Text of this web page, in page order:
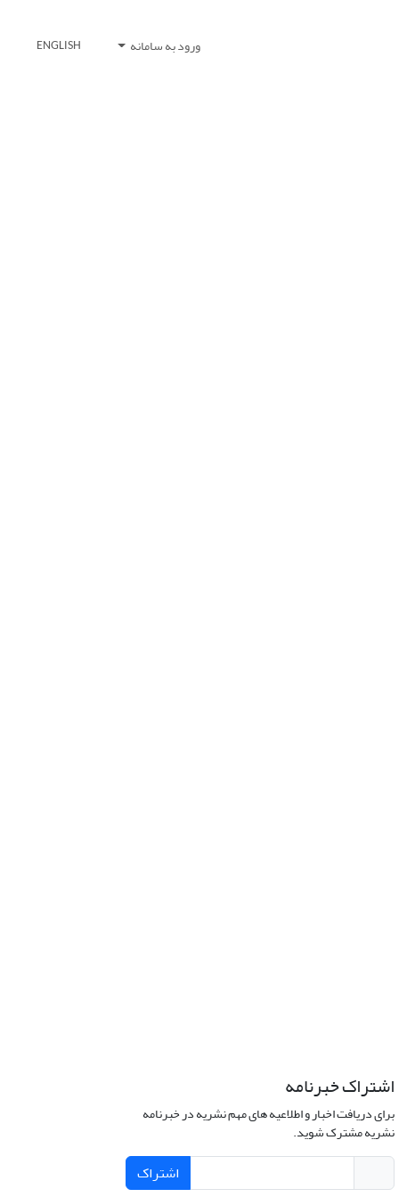
ورود به سامانه ENGLISH
اشتراک خبرنامه
برای دریافت اخبار و اطلاعیه های مهم نشریه در خبرنامه
نشریه مشترک شوید.
اشتراک